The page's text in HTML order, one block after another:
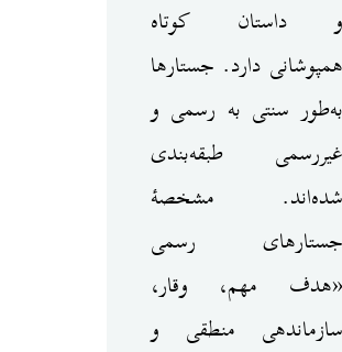
و داستان کوتاه
همپوشانی دارد. جستارها
به‌طور سنتی به رسمی و
غیررسمی طبقه‌بندی
شده‌اند. مشخصهٔ
جستارهای رسمی
«هدف مهم، وقار،
سازماندهی منطقی و